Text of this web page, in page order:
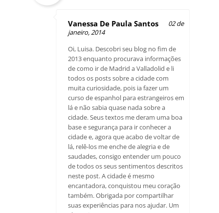
Vanessa De Paula Santos
02 de
janeiro, 2014
Oi, Luisa. Descobri seu blog no fim de
2013 enquanto procurava informações
de como ir de Madrid a Valladolid e li
todos os posts sobre a cidade com
muita curiosidade, pois ia fazer um
curso de espanhol para estrangeiros em
lá e não sabia quase nada sobre a
cidade. Seus textos me deram uma boa
base e segurança para ir conhecer a
cidade e, agora que acabo de voltar de
lá, relê-los me enche de alegria e de
saudades, consigo entender um pouco
de todos os seus sentimentos descritos
neste post. A cidade é mesmo
encantadora, conquistou meu coração
também. Obrigada por compartilhar
suas experiências para nos ajudar. Um